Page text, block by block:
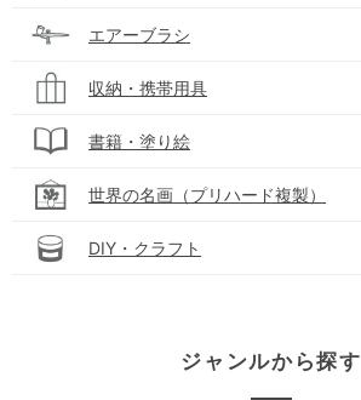
エアーブラシ
収納・携帯用具
書籍・塗り絵
世界の名画（プリハード複製）
DIY・クラフト
ジャンルから探す